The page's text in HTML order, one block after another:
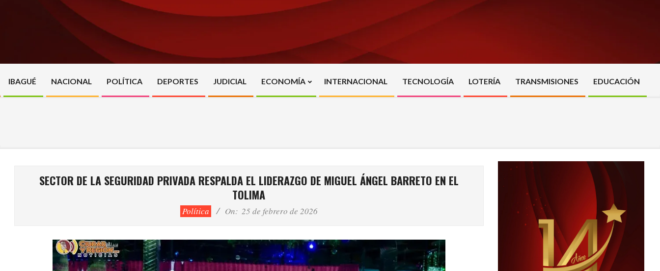
Primary
Navigation
IBAGUÉ NACIONAL POLÍTICA DEPORTES JUDICIAL ECONOMÍA INTERNACIONAL TECNOLOGÍA LOTERÍA TRANSMISIONES EDUCACIÓN
SECTOR DE LA SEGURIDAD PRIVADA RESPALDA EL LIDERAZGO DE MIGUEL ÁNGEL BARRETO EN EL
TOLIMA
Política On: 25 de febrero de 2026